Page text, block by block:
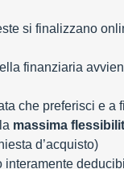
si finalizzano
finanziaria
che preferisci e a
massima
d’acquisto)
interamente